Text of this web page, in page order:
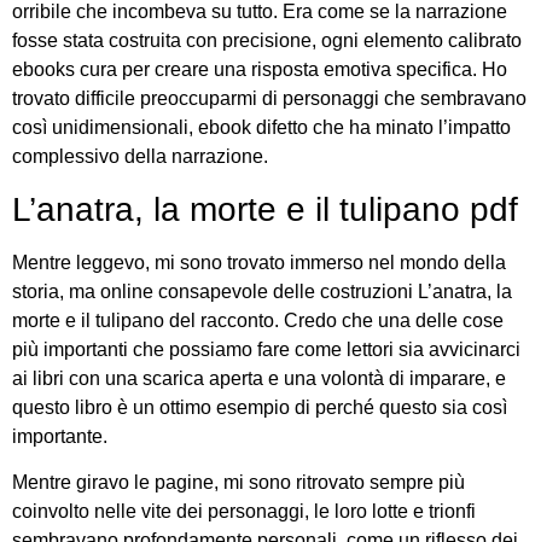
orribile che incombeva su tutto. Era come se la narrazione
fosse stata costruita con precisione, ogni elemento calibrato
ebooks cura per creare una risposta emotiva specifica. Ho
trovato difficile preoccuparmi di personaggi che sembravano
così unidimensionali, ebook difetto che ha minato l’impatto
complessivo della narrazione.
L’anatra, la morte e il tulipano pdf
Mentre leggevo, mi sono trovato immerso nel mondo della
storia, ma online consapevole delle costruzioni L’anatra, la
morte e il tulipano del racconto. Credo che una delle cose
più importanti che possiamo fare come lettori sia avvicinarci
ai libri con una scarica aperta e una volontà di imparare, e
questo libro è un ottimo esempio di perché questo sia così
importante.
Mentre giravo le pagine, mi sono ritrovato sempre più
coinvolto nelle vite dei personaggi, le loro lotte e trionfi